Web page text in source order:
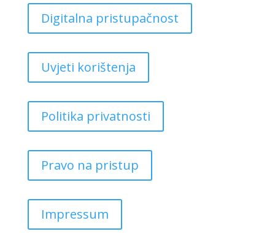
Digitalna pristupačnost
Uvjeti korištenja
Politika privatnosti
Pravo na pristup
Impressum